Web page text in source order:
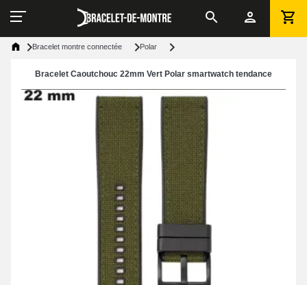
Bracelet montre connectée Polar
Bracelet Caoutchouc 22mm Vert Polar smartwatch tendance